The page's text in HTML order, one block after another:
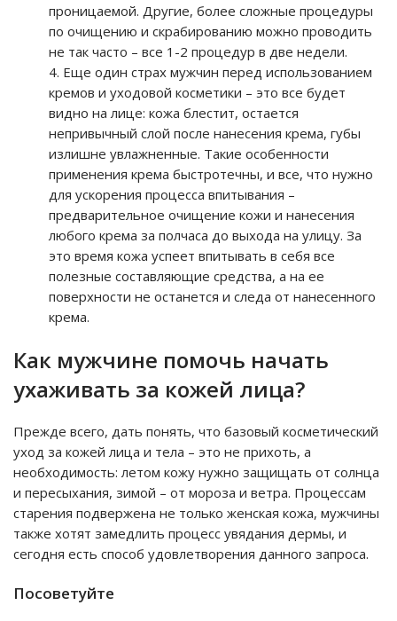
проницаемой. Другие, более сложные процедуры
по очищению и скрабированию можно проводить
не так часто – все 1-2 процедур в две недели.
Еще один страх мужчин перед использованием
кремов и уходовой косметики – это все будет
видно на лице: кожа блестит, остается
непривычный слой после нанесения крема, губы
излишне увлажненные. Такие особенности
применения крема быстротечны, и все, что нужно
для ускорения процесса впитывания –
предварительное очищение кожи и нанесения
любого крема за полчаса до выхода на улицу. За
это время кожа успеет впитывать в себя все
полезные составляющие средства, а на ее
поверхности не останется и следа от нанесенного
крема.
Как мужчине помочь начать
ухаживать за кожей лица?
Прежде всего, дать понять, что базовый косметический
уход за кожей лица и тела – это не прихоть, а
необходимость: летом кожу нужно защищать от солнца
и пересыхания, зимой – от мороза и ветра. Процессам
старения подвержена не только женская кожа, мужчины
также хотят замедлить процесс увядания дермы, и
сегодня есть способ удовлетворения данного запроса.
Посоветуйте